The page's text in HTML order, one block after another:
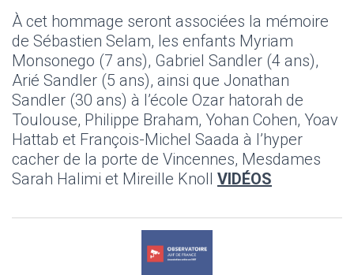
À cet hommage seront associées la mémoire
de Sébastien Selam, les enfants Myriam
Monsonego (7 ans), Gabriel Sandler (4 ans),
Arié Sandler (5 ans), ainsi que Jonathan
Sandler (30 ans) à l’école Ozar hatorah de
Toulouse, Philippe Braham, Yohan Cohen, Yoav
Hattab et François-Michel Saada à l’hyper
cacher de la porte de Vincennes, Mesdames
Sarah Halimi et Mireille Knoll VIDÉOS